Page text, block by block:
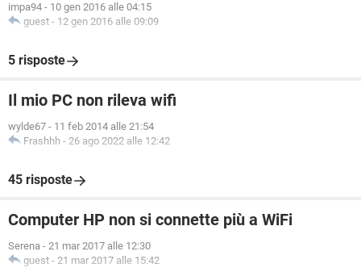
impa94 - 10 gen 2016 alle 04:15
guest - 12 gen 2016 alle 09:09
5 risposte
Il mio PC non rileva wifi
wylde67 - 11 feb 2014 alle 21:54
Frashhh - 26 ago 2022 alle 12:42
45 risposte
Computer HP non si connette più a WiFi
Serena - 21 mar 2017 alle 12:30
guest - 21 mar 2017 alle 15:42